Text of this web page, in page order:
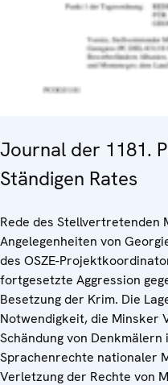
Journal der 1181.
Ständigen Rates
Rede des Stellvertretenden
Angelegenheiten von
des OSZE-
fortgesetzte Aggression
Besetzung der Krim. Die
Notwendigkeit, die Minsker
Schändung von
Sprachenrechte nationaler
Verletzung der Rechte von